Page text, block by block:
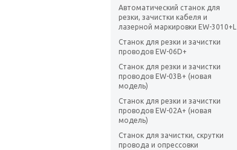
Автоматический станок для
резки, зачистки кабеля и
лазерной маркировки EW-3010+L
Станок для резки и зачистки
проводов EW-06D+
Станок для резки и зачистки
проводов EW-03B+ (новая
модель)
Станок для резки и зачистки
проводов EW-02A+ (новая
модель)
Станок для зачистки, скрутки
провода и опрессовки